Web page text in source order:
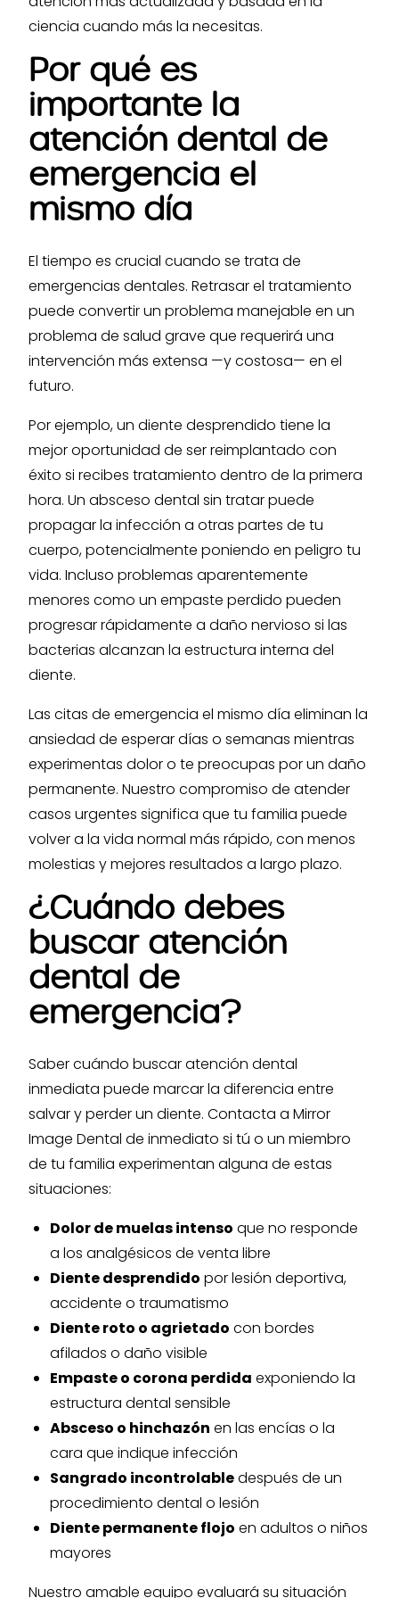
ciencia cuando más la necesitas.
Por qué es
importante la
atención dental de
emergencia el
mismo día
El tiempo es crucial cuando se trata de
emergencias dentales. Retrasar el tratamiento
puede convertir un problema manejable en un
problema de salud grave que requerirá una
intervención más extensa —y costosa— en el
futuro.
Por ejemplo, un diente desprendido tiene la
mejor oportunidad de ser reimplantado con
éxito si recibes tratamiento dentro de la primera
hora. Un absceso dental sin tratar puede
propagar la infección a otras partes de tu
cuerpo, potencialmente poniendo en peligro tu
vida. Incluso problemas aparentemente
menores como un empaste perdido pueden
progresar rápidamente a daño nervioso si las
bacterias alcanzan la estructura interna del
diente.
Las citas de emergencia el mismo día eliminan la
ansiedad de esperar días o semanas mientras
experimentas dolor o te preocupas por un daño
permanente. Nuestro compromiso de atender
casos urgentes significa que tu familia puede
volver a la vida normal más rápido, con menos
molestias y mejores resultados a largo plazo.
¿Cuándo debes
buscar atención
dental de
emergencia?
Saber cuándo buscar atención dental
inmediata puede marcar la diferencia entre
salvar y perder un diente. Contacta a Mirror
Image Dental de inmediato si tú o un miembro
de tu familia experimentan alguna de estas
situaciones:
Dolor de muelas intenso que no responde
a los analgésicos de venta libre
Diente desprendido por lesión deportiva,
accidente o traumatismo
Diente roto o agrietado con bordes
afilados o daño visible
Empaste o corona perdida exponiendo la
estructura dental sensible
Absceso o hinchazón en las encías o la
cara que indique infección
Sangrado incontrolabledespués de un
procedimiento dental o lesión
Diente permanente flojo en adultos o niños
mayores
Nuestro amable equipo evaluará su situación